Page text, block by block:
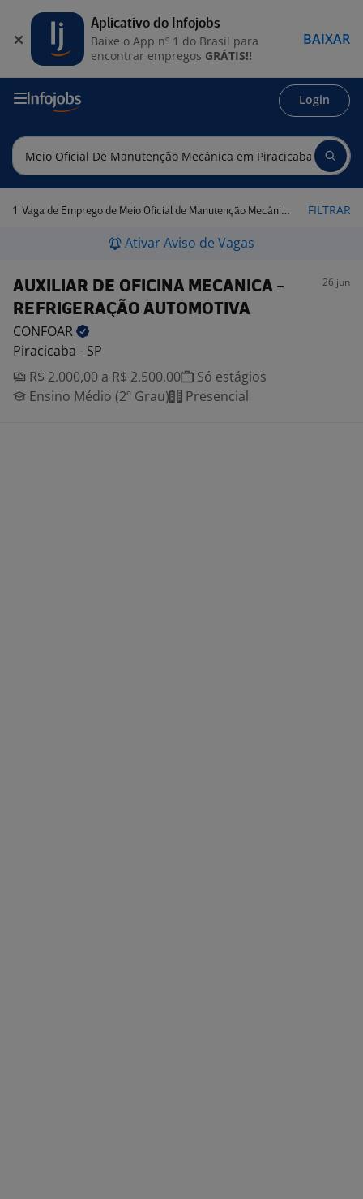
Login
1 Vaga de Emprego de Meio Oficial de Manutenção Mecânica em Piracicaba - SP FILTRAR
Ativar Aviso de Vagas
AUXILIAR DE OFICINA MECANICA -
REFRIGERAÇÃO AUTOMOTIVA
26 jun
CONFOAR
Piracicaba - SP
R$ 2.000,00 a R$ 2.500,00
Só estágios
Ensino Médio (2º Grau)
Presencial
Aplicativo do Infojobs
Baixe o App nº 1 do Brasil para
encontrar empregos GRÁTIS!!
BAIXAR